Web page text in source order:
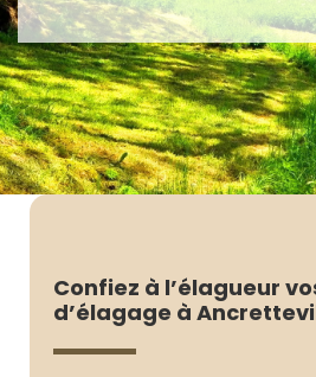
Confiez à l’élagueur
d’élagage à